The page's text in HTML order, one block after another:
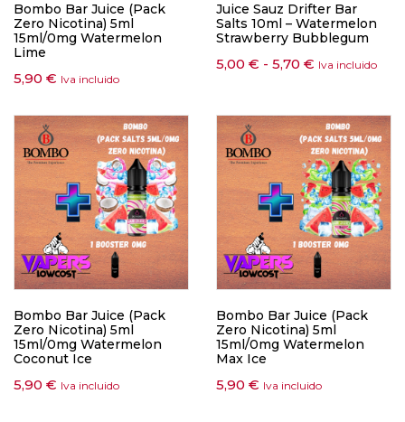
Bombo Bar Juice (Pack
Zero Nicotina) 5ml
15ml/0mg Watermelon
Lime
5,90 € Iva incluido
Juice Sauz Drifter Bar
Salts 10ml – Watermelon
Strawberry Bubblegum
5,00 € - 5,70 € Iva incluido
Bombo Bar Juice (Pack
Zero Nicotina) 5ml
15ml/0mg Watermelon
Coconut Ice
5,90 € Iva incluido
Bombo Bar Juice (Pack
Zero Nicotina) 5ml
15ml/0mg Watermelon
Max Ice
5,90 € Iva incluido